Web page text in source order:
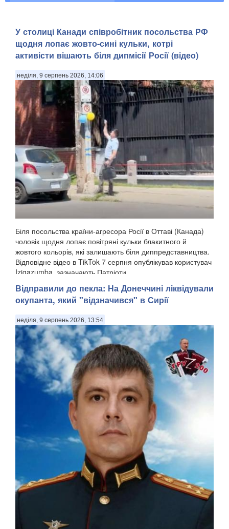
У столиці Канади співробітник посольства РФ
щодня лопає жовто-сині кульки, котрі
активісти вішають біля дипмісії Росії (відео)
неділя, 9 серпень 2026, 14:06
Біля посольства країни-агресора Росії в Оттаві (Канада)
чоловік щодня лопає повітряні кульки блакитного й
жовтого кольорів, які залишають біля диппредставництва.
Відповідне відео в TikTok 7 серпня опублікував користувач
Izigazumba, зазначають Патріоти ...
Відправили до пекла: На Донеччині ліквідували
окупанта, який "відзначився" в Сирії
неділя, 9 серпень 2026, 13:54